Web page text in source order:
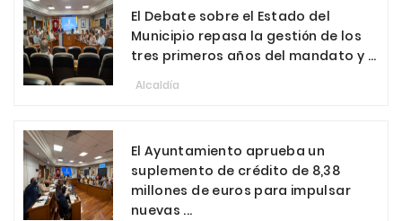
El Debate sobre el Estado del
Municipio repasa la gestión de los
tres primeros años del mandato y ...
Alcaldía
El Ayuntamiento aprueba un
suplemento de crédito de 8,38
millones de euros para impulsar
nuevas ...